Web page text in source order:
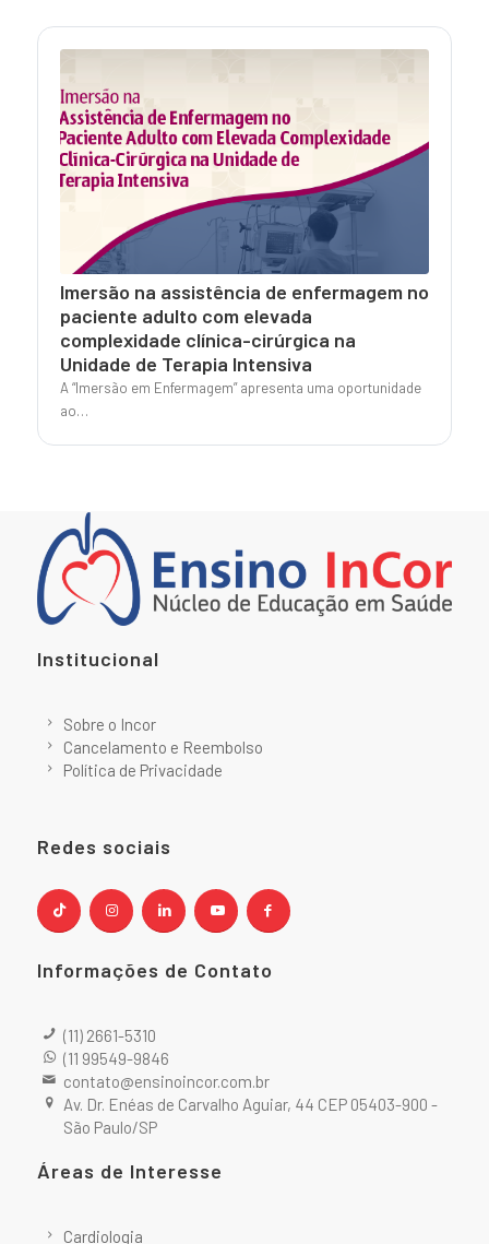
Imersão na assistência de enfermagem no
paciente adulto com elevada
complexidade clínica-cirúrgica na
Unidade de Terapia Intensiva
A “Imersão em Enfermagem” apresenta uma oportunidade
ao…
Institucional
Sobre o Incor
Cancelamento e Reembolso
Política de Privacidade
Redes sociais
Informações de Contato
(11) 2661-5310
(11 99549-9846
contato@ensinoincor.com.br
Av. Dr. Enéas de Carvalho Aguiar, 44 CEP 05403-900 -
São Paulo/SP
Áreas de Interesse
Cardiologia